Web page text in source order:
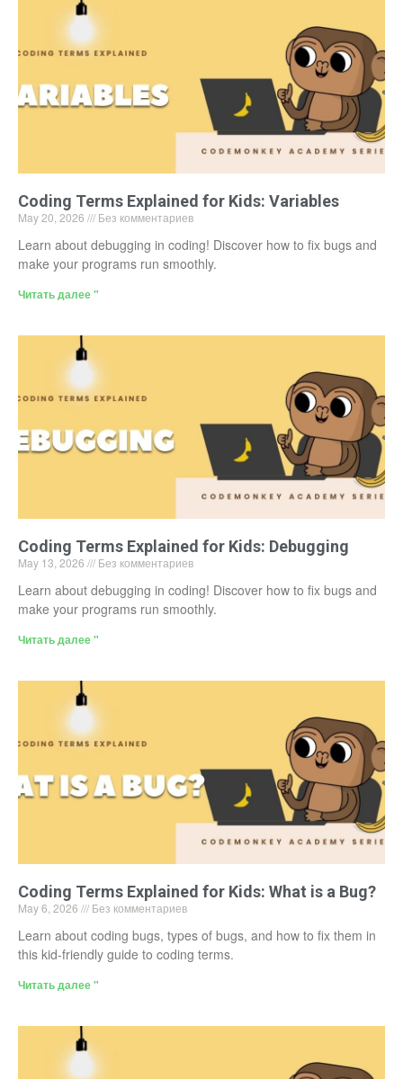
Coding Terms Explained for Kids: Variables
May 20, 2026 Без комментариев
Learn about debugging in coding! Discover how to fix bugs and
make your programs run smoothly.
Читать далее "
Coding Terms Explained for Kids: Debugging
May 13, 2026 Без комментариев
Learn about debugging in coding! Discover how to fix bugs and
make your programs run smoothly.
Читать далее "
Coding Terms Explained for Kids: What is a Bug?
May 6, 2026 Без комментариев
Learn about coding bugs, types of bugs, and how to fix them in
this kid-friendly guide to coding terms.
Читать далее "